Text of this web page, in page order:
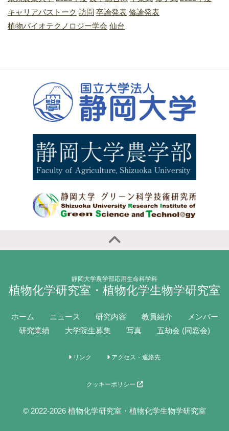
キャリアパストーク 訪問 卒論発表 修論発表
植物バイオテクノロジー学会 仙台
静岡大学農学部応用生命科学科
植物化学研究室・植物化学生物学研究室
ホーム ニュース 研究内容 教員紹介
メンバー
研究業績
大学院生募集 写真 五劫会 (同窓会)
リンク アクセス・連絡先
クッキーポリシー
© 2022-2026 植物化学研究室・植物化学生物学研究室